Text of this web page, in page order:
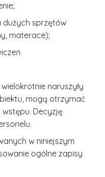
dużych sprzętów
materace);
naruszyły
mogą otrzymać
Decyzję
w niniejszym
ogólne zapisy